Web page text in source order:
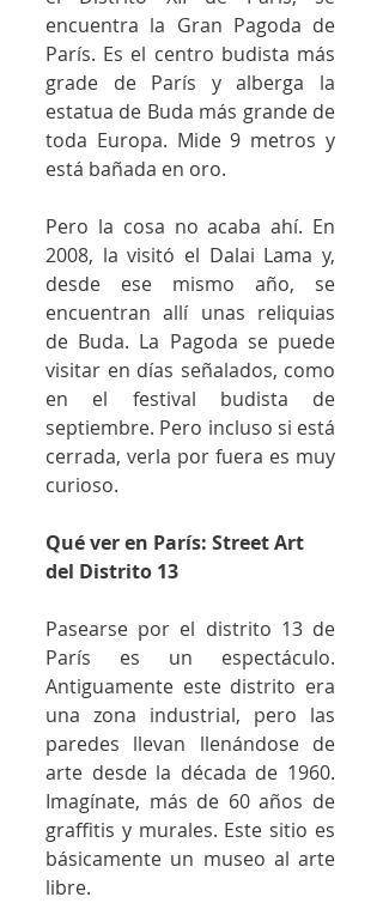
encuentra la Gran Pagoda de
París. Es el centro budista más
grade de París y alberga la
estatua de Buda más grande de
toda Europa. Mide 9 metros y
está bañada en oro.
Pero la cosa no acaba ahí. En
2008, la visitó el Dalai Lama y,
desde ese mismo año, se
encuentran allí unas reliquias
de Buda. La Pagoda se puede
visitar en días señalados, como
en el festival budista de
septiembre. Pero incluso si está
cerrada, verla por fuera es muy
curioso.
Qué ver en París: Street Art
del Distrito 13
Pasearse por el distrito 13 de
París es un espectáculo.
Antiguamente este distrito era
una zona industrial, pero las
paredes llevan llenándose de
arte desde la década de 1960.
Imagínate, más de 60 años de
graffitis y murales. Este sitio es
básicamente un museo al arte
libre.